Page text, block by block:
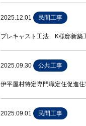
2025.12.01 民間工事
プレキャスト工法 K様邸新築
2025.09.30 公共工事
伊平屋村特定専門職定住促進
2025.09.01 民間工事